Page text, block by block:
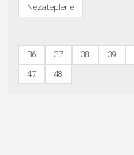
Nezateplené
36 37 38 39
47
48